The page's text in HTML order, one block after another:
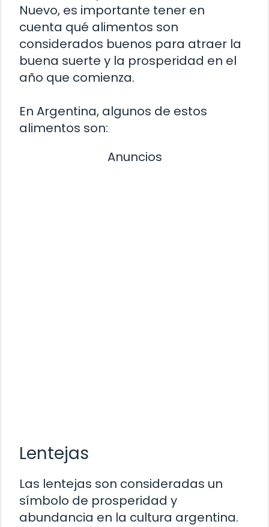
Nuevo, es importante tener en
cuenta qué alimentos son
considerados buenos para atraer la
buena suerte y la prosperidad en el
año que comienza.
En Argentina, algunos de estos
alimentos son:
Anuncios
Lentejas
Las lentejas son consideradas un
símbolo de prosperidad y
abundancia en la cultura argentina.